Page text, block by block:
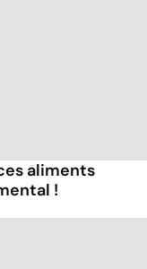
aliments
!